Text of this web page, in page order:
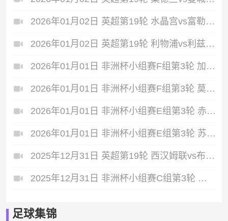
2026年01月02日 英超第19轮 水晶宫vs富勒姆 全场录像
2026年01月02日 英超第19轮 利物浦vs利兹联 全场录像
2026年01月01日 非洲杯小组赛F组第3轮 加蓬vs科特迪瓦 全场录像
2026年01月01日 非洲杯小组赛F组第3轮 莫桑比克vs喀麦隆 全场录像
2026年01月01日 非洲杯小组赛E组第3轮 赤道几内亚vs阿尔及利亚 全场录像
2026年01月01日 非洲杯小组赛E组第3轮 苏丹vs布基纳法索 全场录像
2025年12月31日 英超第19轮 西汉姆联vs布莱顿 全场录像
2025年12月31日 非洲杯小组赛C组第3轮 坦桑尼亚vs突尼斯 全场录像
足球集锦